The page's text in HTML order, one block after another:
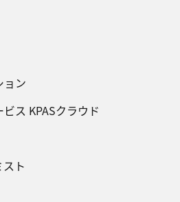
ョン
ス KPASクラウド
ト